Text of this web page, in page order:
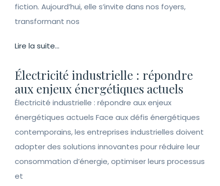
fiction. Aujourd’hui, elle s’invite dans nos foyers,
transformant nos
Lire la suite...
Électricité industrielle : répondre
aux enjeux énergétiques actuels
Électricité industrielle : répondre aux enjeux
énergétiques actuels Face aux défis énergétiques
contemporains, les entreprises industrielles doivent
adopter des solutions innovantes pour réduire leur
consommation d’énergie, optimiser leurs processus
et